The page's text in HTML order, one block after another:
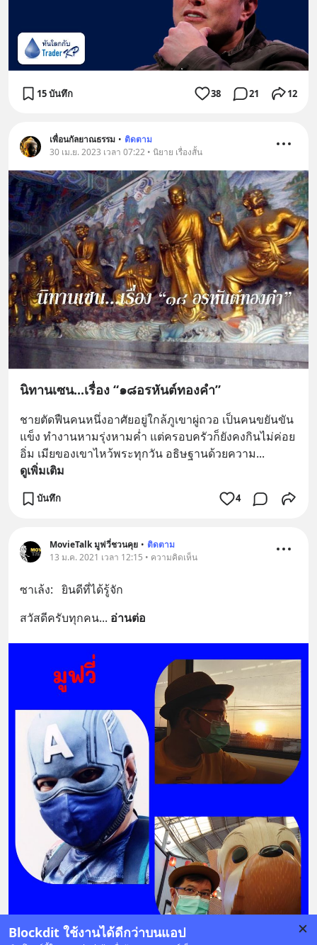
Blockdit ใช้งานได้ดีกว่าบนแอป
15 บันทึก 38 21 12
เพื่อนกัลยาณธรรม • ติดตาม
30 เม.ย. 2023 เวลา 07:22 • นิยาย เรื่องสั้น
นิทานเซน...เรื่อง “๑๘อรหันต์ทองคำ”
ชายตัดฟืนคนหนึ่งอาศัยอยู่ใกล้ภูเขาผู่ถวอ เป็นคนขยันขัน
แข็ง ทำงานหามรุ่งหามค่ำ แต่ครอบครัวก็ยังคงกินไม่ค่อย
อิ่ม เมียของเขาไหว้พระทุกวัน อธิษฐานด้วยความ...
ดูเพิ่มเติม
บันทึก 4
MovieTalk มูฟวี่ชวนคุย • ติดตาม
13 ม.ค. 2021 เวลา 12:15 • ความคิดเห็น
ซาเล้ง:   ยินดีที่ได้รู้จัก
สวัสดีครับทุกคน... อ่านต่อ